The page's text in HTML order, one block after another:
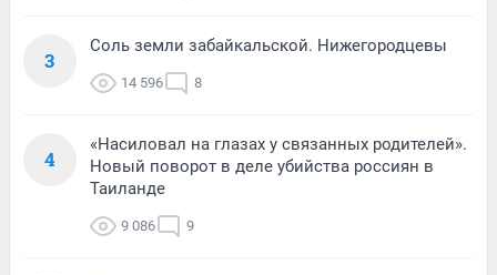
3
Соль земли забайкальской. Нижегородцевы
14 596 8
4
«Насиловал на глазах у связанных родителей».
Новый поворот в деле убийства россиян в
Таиланде
9 086 9